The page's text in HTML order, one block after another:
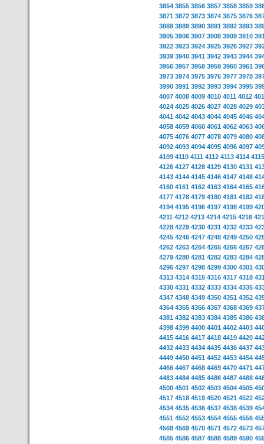
3854 3855 3856 3857 3858 3859
3871 3872 3873 3874 3875 3876
3888 3889 3890 3891 3892 3893
3905 3906 3907 3908 3909 3910
3922 3923 3924 3925 3926 3927
3939 3940 3941 3942 3943 3944
3956 3957 3958 3959 3960 3961
3973 3974 3975 3976 3977 3978
3990 3991 3992 3993 3994 3995
4007 4008 4009 4010 4011 4012
4024 4025 4026 4027 4028 4029
4041 4042 4043 4044 4045 4046
4058 4059 4060 4061 4062 4063
4075 4076 4077 4078 4079 4080
4092 4093 4094 4095 4096 4097
4109 4110 4111 4112 4113 4114 4115
4126 4127 4128 4129 4130 4131
4143 4144 4145 4146 4147 4148
4160 4161 4162 4163 4164 4165
4177 4178 4179 4180 4181 4182
4194 4195 4196 4197 4198 4199
4211 4212 4213 4214 4215 4216
4228 4229 4230 4231 4232 4233
4245 4246 4247 4248 4249 4250
4262 4263 4264 4265 4266 4267
4279 4280 4281 4282 4283 4284
4296 4297 4298 4299 4300 4301
4313 4314 4315 4316 4317 4318
4330 4331 4332 4333 4334 4335
4347 4348 4349 4350 4351 4352
4364 4365 4366 4367 4368 4369
4381 4382 4383 4384 4385 4386
4398 4399 4400 4401 4402 4403
4415 4416 4417 4418 4419 4420
4432 4433 4434 4435 4436 4437
4449 4450 4451 4452 4453 4454
4466 4467 4468 4469 4470 4471
4483 4484 4485 4486 4487 4488
4500 4501 4502 4503 4504 4505
4517 4518 4519 4520 4521 4522
4534 4535 4536 4537 4538 4539
4551 4552 4553 4554 4555 4556
4568 4569 4570 4571 4572 4573
4585 4586 4587 4588 4589 4590